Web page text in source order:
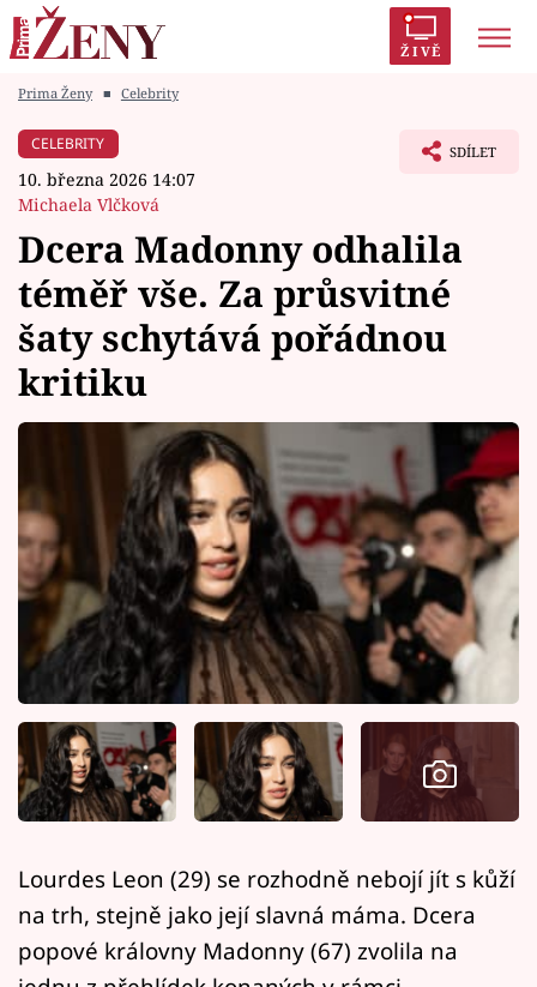
ŽIVĚ
Módní alarm
Témata
Celebrity
Vztahy
Horoskopy
Sledujte prima+
Filmový festival Karlovy Vary
Pořady
Mámy sobě
Sledujte nás
Prima Ženy ■ Celebrity
CELEBRITY
10. března 2026 14:07
Michaela Vlčková
SDÍLET
Dcera Madonny odhalila
téměř vše. Za průsvitné
šaty schytává pořádnou
kritiku
Lourdes Leon (29) se rozhodně nebojí jít s kůží
na trh, stejně jako její slavná máma. Dcera
popové královny Madonny (67) zvolila na